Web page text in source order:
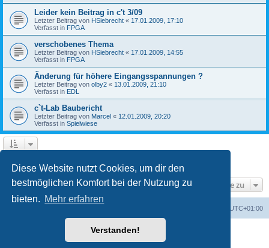
Diese Website nutzt Cookies, um dir den
bestmöglichen Komfort bei der Nutzung zu
bieten. Mehr erfahren
Verstanden!
Leider kein Beitrag in c't 3/09
Letzter Beitrag von HSiebrecht « 17.01.2009, 17:10
Verfasst in FPGA
verschobenes Thema
Letzter Beitrag von HSiebrecht « 17.01.2009, 14:55
Verfasst in FPGA
Änderung für höhere Eingangsspannungen ?
Letzter Beitrag von olby2 « 13.01.2009, 21:10
Verfasst in EDL
c`t-Lab Baubericht
Letzter Beitrag von Marcel « 12.01.2009, 20:20
Verfasst in Spielwiese
Gehe zu
UTC+01:00
Powered byphpBB® Forum Software © phpBB Limited
phpBB.de